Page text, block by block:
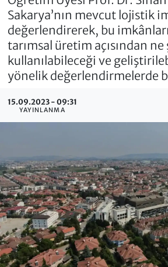
Sakarya’nın mevcut lojistik
değerlendirerek, bu
tarımsal üretim açısından ne
kullanılabileceği ve
yönelik değerlendirmelerde
15.09.2023 - 09:31
YAYINLANMA
İletişim